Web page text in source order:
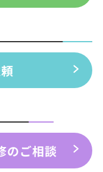
のご相談